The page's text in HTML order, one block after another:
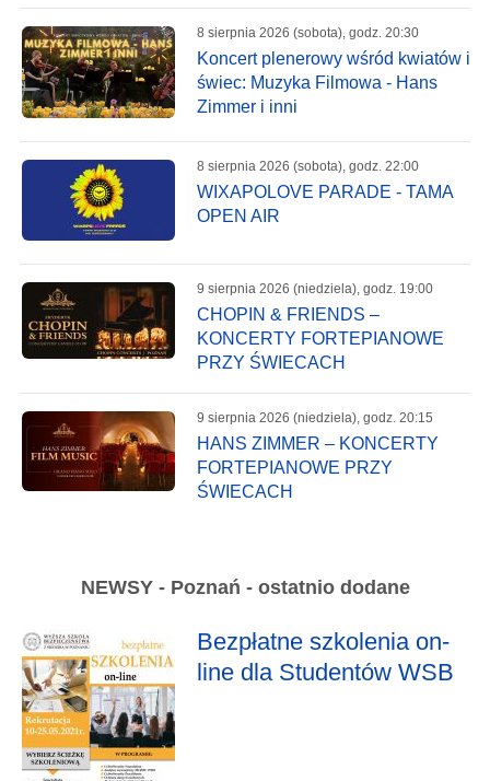
8 sierpnia 2026 (sobota), godz. 20:30
Koncert plenerowy wśród kwiatów i
świec: Muzyka Filmowa - Hans
Zimmer i inni
8 sierpnia 2026 (sobota), godz. 22:00
WIXAPOLOVE PARADE - TAMA
OPEN AIR
9 sierpnia 2026 (niedziela), godz. 19:00
CHOPIN & FRIENDS –
KONCERTY FORTEPIANOWE
PRZY ŚWIECACH
9 sierpnia 2026 (niedziela), godz. 20:15
HANS ZIMMER – KONCERTY
FORTEPIANOWE PRZY
ŚWIECACH
NEWSY - Poznań - ostatnio dodane
Bezpłatne szkolenia on-
line dla Studentów WSB